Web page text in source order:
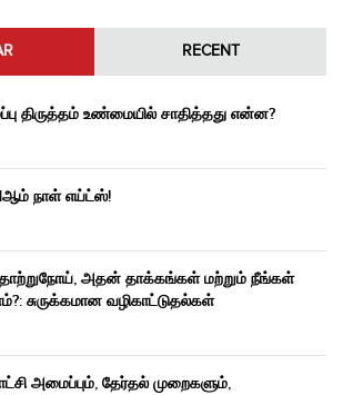
RECENT
திருத்தம் உண்மையில் சாதித்தது என்ன?
நாள் எய்ட்ஸ்!
அதன் தாக்கங்கள் மற்றும் நீங்கள்
சுருக்கமான வழிகாட்டுதல்கள்
அமைப்பும், தேர்தல் முறைகளும்,